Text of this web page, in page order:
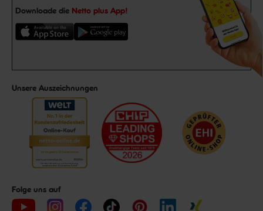
Downloade die Netto plus App!
Unsere Auszeichnungen
Folge uns auf